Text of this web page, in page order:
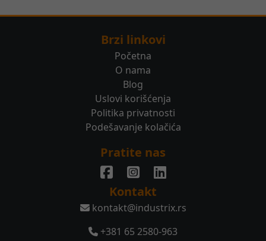
Brzi linkovi
Početna
O nama
Blog
Uslovi korišćenja
Politika privatnosti
Podešavanje kolačića
Pratite nas
Kontakt
kontakt@industrix.rs
+381 65 2580-963